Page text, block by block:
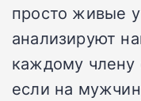
просто живые
анализируют
каждому
если на